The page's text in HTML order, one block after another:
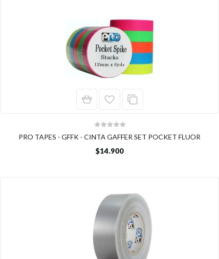
PRO TAPES - GFFK - CINTA GAFFER SET POCKET FLUOR
$14.900